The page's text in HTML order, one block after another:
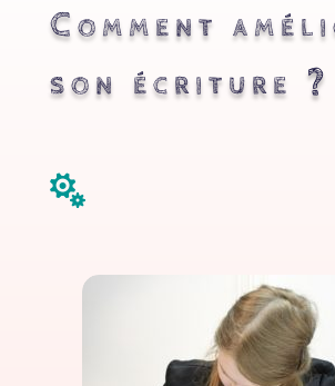
Comment
son écriture ?
